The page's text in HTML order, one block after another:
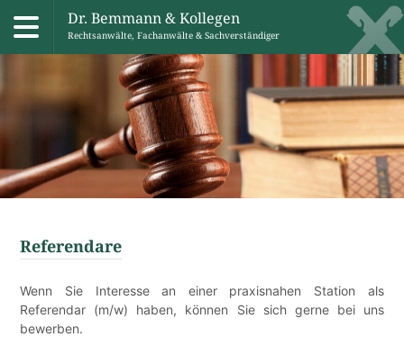
content
Dr. Bemmann & Kollegen
Rechtsanwälte, Fachanwälte & Sachverständiger
Referendare
Wenn Sie Interesse an einer praxisnahen Station als
Referendar (m/w) haben, können Sie sich gerne bei uns
bewerben.